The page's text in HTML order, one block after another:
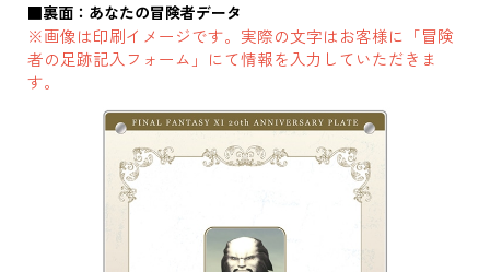
■裏面：あなたの冒険者データ
※画像は印刷イメージです。実際の文字はお客様に「冒険
者の足跡記入フォーム」にて情報を入力していただきま
す。